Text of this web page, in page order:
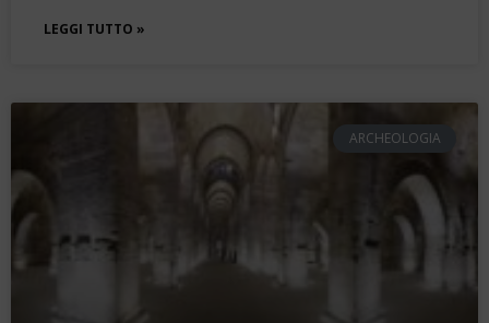
LEGGI TUTTO »
ARCHEOLOGIA